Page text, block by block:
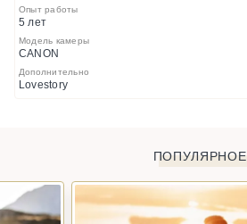
Опыт работы
5 лет
Модель камеры
СANON
Дополнительно
Lovestory
ПОПУЛЯРНОЕ